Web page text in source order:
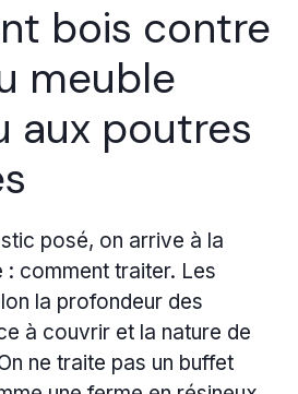
bois contre
meuble
aux poutres
posé, on arrive à la
comment traiter. Les
la profondeur des
à couvrir et la nature de
ne traite pas un buffet